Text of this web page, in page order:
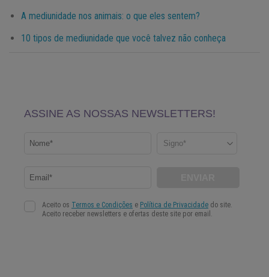
A mediunidade nos animais: o que eles sentem?
10 tipos de mediunidade que você talvez não conheça